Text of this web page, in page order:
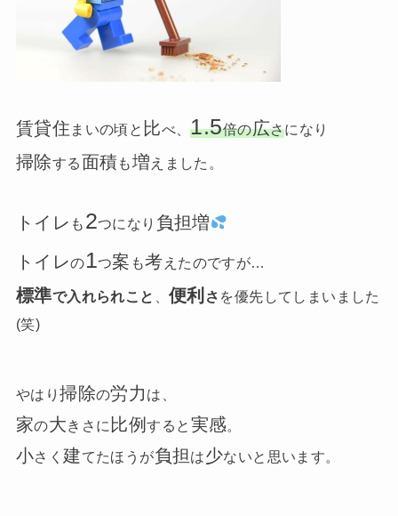
賃貸住 まいの頃と 比べ、1.5倍の広さになり
掃除する面積も増 えました。
トイレ も 2つになり 負担増
トイレの1つ案 も考 えたのですが…
標準で入れられこと 、便利 さ を優先してしまいました
(笑)
やはり掃除の労力 は、
家の大きさに 比例すると 実感。
小さく 建てたほうが負担は少ないと思います。